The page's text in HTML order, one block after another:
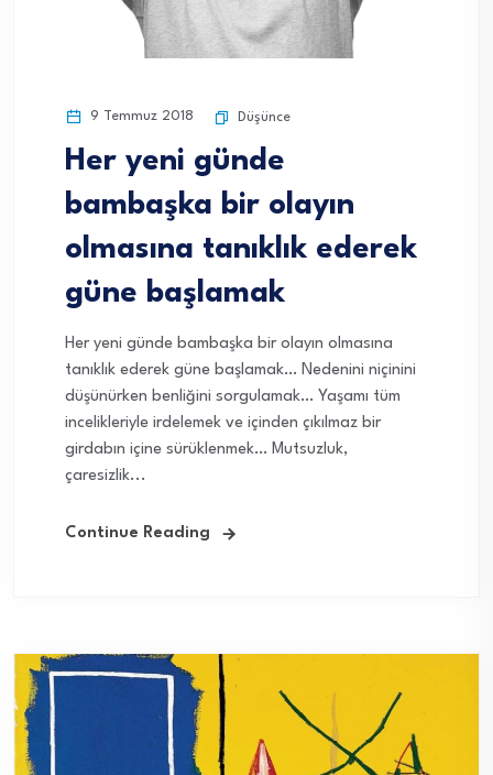
9 Temmuz 2018 Düşünce
Her yeni günde
bambaşka bir olayın
olmasına tanıklık ederek
güne başlamak
Her yeni günde bambaşka bir olayın olmasına
tanıklık ederek güne başlamak… Nedenini niçinini
düşünürken benliğini sorgulamak… Yaşamı tüm
incelikleriyle irdelemek ve içinden çıkılmaz bir
girdabın içine sürüklenmek… Mutsuzluk,
çaresizlik...
Continue Reading